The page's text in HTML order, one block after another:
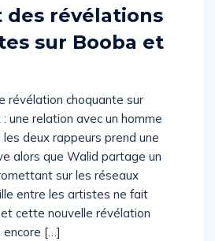
des révélations
sur Booba et
révélation choquante sur
une relation avec un homme
deux rappeurs prend une
alors que Walid partage un
sur les réseaux
entre les artistes ne fait
et cette nouvelle révélation
[…]